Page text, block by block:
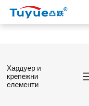
Хардуер и
крепежни
елементи